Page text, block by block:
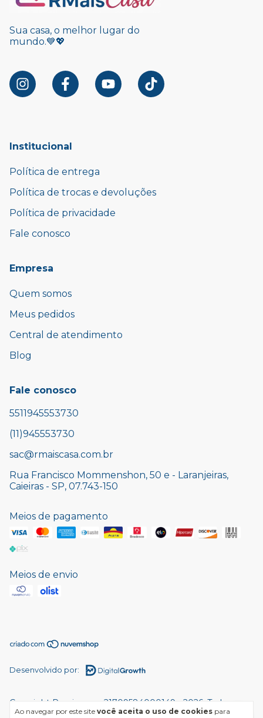
Ao navegar por este site você aceita o uso de cookies para
Sua casa, o melhor lugar do
mundo.💙💖
Institucional
Política de entrega
Política de trocas e devoluções
Política de privacidade
Fale conosco
Empresa
Quem somos
Meus pedidos
Central de atendimento
Blog
Fale conosco
5511945553730
(11)945553730
sac@rmaiscasa.com.br
Rua Francisco Mommenshon, 50 e - Laranjeiras,
Caieiras - SP, 07.743-150
Meios de pagamento
Meios de envio
Desenvolvido por:
Copyright Rmaiscasa - 21709584000149 - 2026. Todos os
direitos reservados.